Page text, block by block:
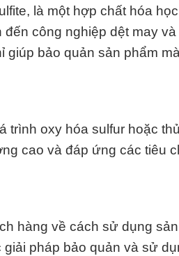
là một hợp chất hóa
công nghiệp dệt may
bảo quản sản phẩm
trình oxy hóa sulfur hoặc
cao và đáp ứng các tiêu
hàng về cách sử dụng sản
pháp bảo quản và sử